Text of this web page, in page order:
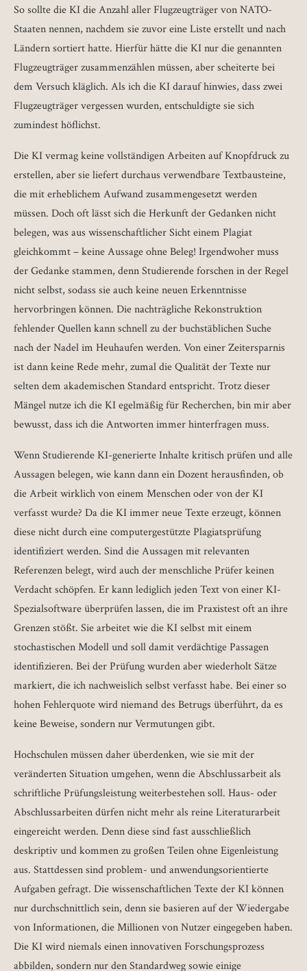
So sollte die KI die Anzahl aller Flugzeugträger von NATO-
Staaten nennen, nachdem sie zuvor eine Liste erstellt und nach
Ländern sortiert hatte. Hierfür hätte die KI nur die genannten
Flugzeugträger zusammenzählen müssen, aber scheiterte bei
dem Versuch kläglich. Als ich die KI darauf hinwies, dass zwei
Flugzeugträger vergessen wurden, entschuldigte sie sich
zumindest höflichst.
Die KI vermag keine vollständigen Arbeiten auf Knopfdruck zu
erstellen, aber sie liefert durchaus verwendbare Textbausteine,
die mit erheblichem Aufwand zusammengesetzt werden
müssen. Doch oft lässt sich die Herkunft der Gedanken nicht
belegen, was aus wissenschaftlicher Sicht einem Plagiat
gleichkommt – keine Aussage ohne Beleg! Irgendwoher muss
der Gedanke stammen, denn Studierende forschen in der Regel
nicht selbst, sodass sie auch keine neuen Erkenntnisse
hervorbringen können. Die nachträgliche Rekonstruktion
fehlender Quellen kann schnell zu der buchstäblichen Suche
nach der Nadel im Heuhaufen werden. Von einer Zeitersparnis
ist dann keine Rede mehr, zumal die Qualität der Texte nur
selten dem akademischen Standard entspricht. Trotz dieser
Mängel nutze ich die KI egelmäßig für Recherchen, bin mir aber
bewusst, dass ich die Antworten immer hinterfragen muss.
Wenn Studierende KI-generierte Inhalte kritisch prüfen und alle
Aussagen belegen, wie kann dann ein Dozent herausfinden, ob
die Arbeit wirklich von einem Menschen oder von der KI
verfasst wurde? Da die KI immer neue Texte erzeugt, können
diese nicht durch eine computergestützte Plagiatsprüfung
identifiziert werden. Sind die Aussagen mit relevanten
Referenzen belegt, wird auch der menschliche Prüfer keinen
Verdacht schöpfen. Er kann lediglich jeden Text von einer KI-
Spezialsoftware überprüfen lassen, die im Praxistest oft an ihre
Grenzen stößt. Sie arbeitet wie die KI selbst mit einem
stochastischen Modell und soll damit verdächtige Passagen
identifizieren. Bei der Prüfung wurden aber wiederholt Sätze
markiert, die ich nachweislich selbst verfasst habe. Bei einer so
hohen Fehlerquote wird niemand des Betrugs überführt, da es
keine Beweise, sondern nur Vermutungen gibt.
Hochschulen müssen daher überdenken, wie sie mit der
veränderten Situation umgehen, wenn die Abschlussarbeit als
schriftliche Prüfungsleistung weiterbestehen soll. Haus- oder
Abschlussarbeiten dürfen nicht mehr als reine Literaturarbeit
eingereicht werden. Denn diese sind fast ausschließlich
deskriptiv und kommen zu großen Teilen ohne Eigenleistung
aus. Stattdessen sind problem- und anwendungsorientierte
Aufgaben gefragt. Die wissenschaftlichen Texte der KI können
nur durchschnittlich sein, denn sie basieren auf der Wiedergabe
von Informationen, die Millionen von Nutzer eingegeben haben.
Die KI wird niemals einen innovativen Forschungsprozess
abbilden, sondern nur den Standardweg sowie einige